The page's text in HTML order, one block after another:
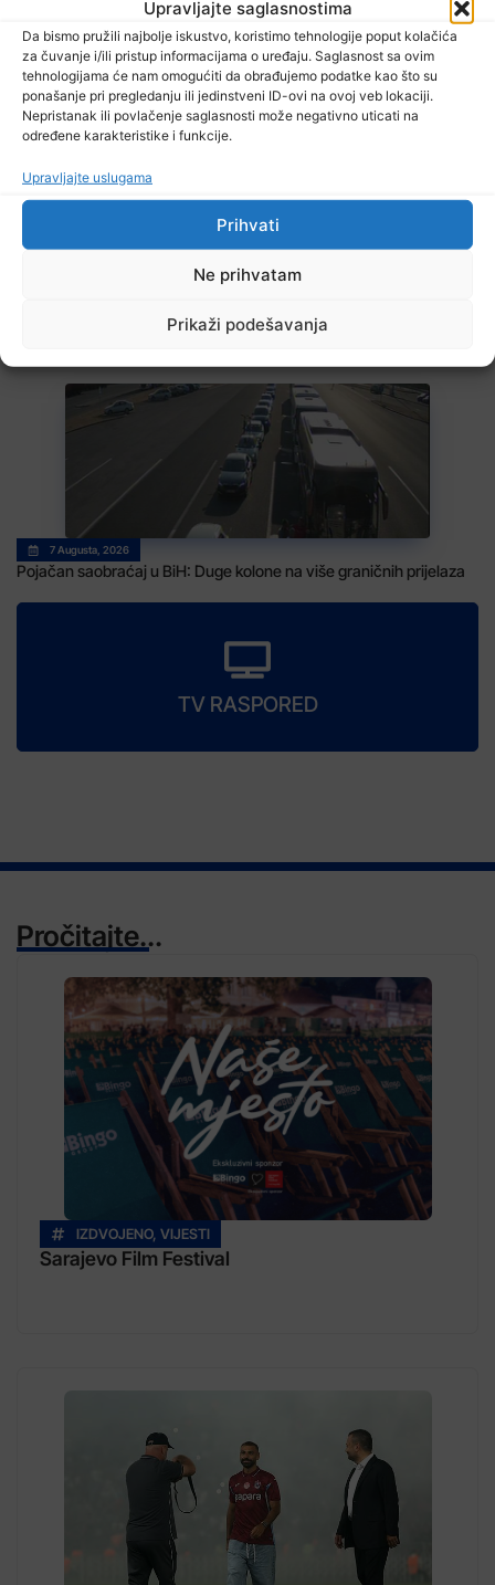
Upravljajte saglasnostima
Da bismo pružili najbolje iskustvo, koristimo tehnologije poput kolačića
za čuvanje i/ili pristup informacijama o uređaju. Saglasnost sa ovim
tehnologijama će nam omogućiti da obrađujemo podatke kao što su
ponašanje pri pregledanju ili jedinstveni ID-ovi na ovoj veb lokaciji.
Nepristanak ili povlačenje saglasnosti može negativno uticati na
određene karakteristike i funkcije.
Upravljajte uslugama
Prihvati
Ne prihvatam
Prikaži podešavanja
7 Augusta, 2026
Stiže blagi predah od vrelina, ali ne zadugo
7 Augusta, 2026
Pojačan saobraćaj u BiH: Duge kolone na više graničnih prijelaza
TV RASPORED
Pročitajte...
IZDVOJENO, VIJESTI
Sarajevo Film Festival